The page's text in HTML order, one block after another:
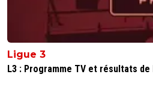
Ligue 3
L3 : Programme TV et résultats